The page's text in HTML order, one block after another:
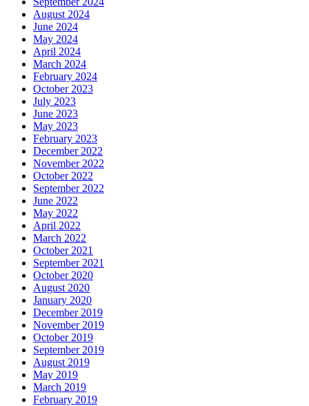
August 2024
June 2024
May 2024
April 2024
March 2024
February 2024
October 2023
July 2023
June 2023
May 2023
February 2023
December 2022
November 2022
October 2022
September 2022
June 2022
May 2022
April 2022
March 2022
October 2021
September 2021
October 2020
August 2020
January 2020
December 2019
November 2019
October 2019
September 2019
August 2019
May 2019
March 2019
February 2019